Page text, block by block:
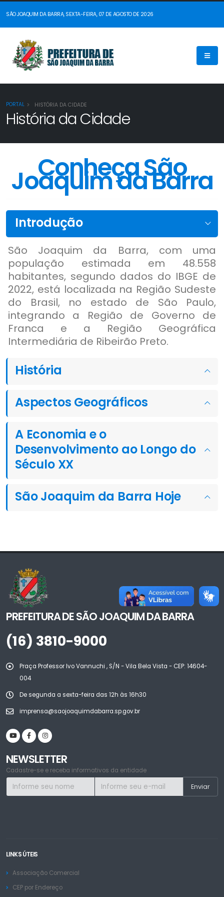
SÃO JOAQUIM DA BARRA, SEXTA-FEIRA, 07 DE AGOSTO DE 2026
PORTAL HISTÓRIA DA CIDADE
História da Cidade
Conheça São
Joaquim da Barra
Introdução
São Joaquim da Barra, com uma
população estimada em 48.558
habitantes, segundo dados do IBGE de
2022, está localizada na Região Sudeste
do Brasil, no estado de São Paulo,
integrando a Região de Governo de
Franca e a Região Geográfica
Intermediária de Ribeirão Preto.
História
Aspectos Geográficos
A Economia e o
Desenvolvimento ao Longo do
Século XX
São Joaquim da Barra Hoje
PREFEITURA DE SÃO JOAQUIM DA BARRA
(16) 3810-9000
Praça Professor Ivo Vannuchi , S/N - Vila Bela Vista - CEP: 14604-
004
De segunda a sexta-feira das 12h às 16h30
imprensa@saojoaquimdabarra.sp.gov.br
NEWSLETTER
Cadastre-se e receba informativos da entidade
LINKS ÚTEIS
Associação Comercial
CEP por Endereço